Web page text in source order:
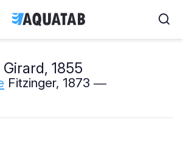
Girard, 1855
Fitzinger, 1873 ―